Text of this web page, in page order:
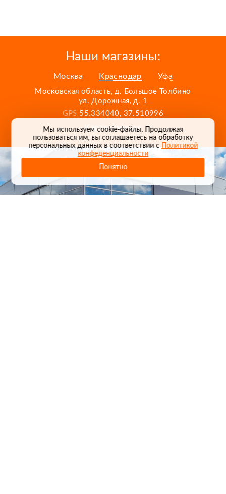
Наши магазины:
Москва Краснодар Уфа
Московская область, д. Большое Толбино
ул. Дорожная, д. 1
GPS 55.334040, 37.510996
Карта проезда
Мы используем cookie-файлы. Продолжая
пользоваться им, вы соглашаетесь на обработку
персональных данных в соответствии сПолитикой
конфеденциальности
Понятно